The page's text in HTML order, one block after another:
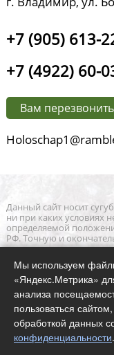
+7 (905) 613-
+7 (4922) 60-
Вам
Данный сайт носит
ни при каких условиях
определяемой
РФ. Точную и
можете получить,
© 2026 Салон камня -
ИП Голощапова Ирина
321332800017527
Политика
Мы используем
«Яндекс.Метрика»
анализа
пользоваться
обработкой данных
конфиденциальности.